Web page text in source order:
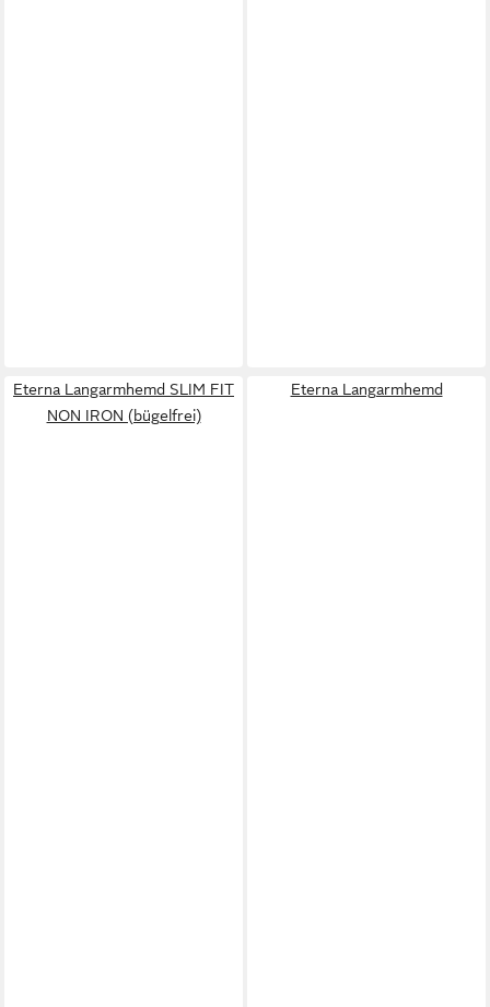
Eterna Langarmhemd SLIM FIT
NON IRON (bügelfrei)
Eterna Langarmhemd